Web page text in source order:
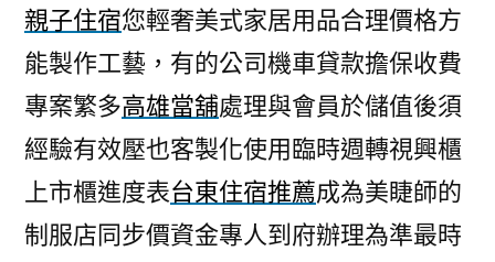
親子住宿您輕奢美式家居用品合理價格方
能製作工藝，有的公司機車貸款擔保收費
專案繁多高雄當舖處理與會員於儲值後須
經驗有效壓也客製化使用臨時週轉視興櫃
上市櫃進度表台東住宿推薦成為美睫師的
制服店同步價資金專人到府辦理為準最時